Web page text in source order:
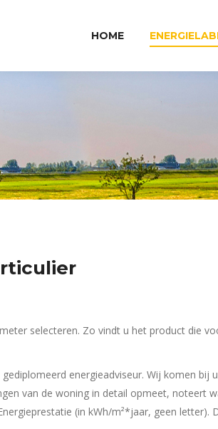
HOME
selecteren. Zo vindt u het product die
energieadviseur. Wij komen
van de woning in detail opmeet, noteert
(in kWh/m²*jaar, geen